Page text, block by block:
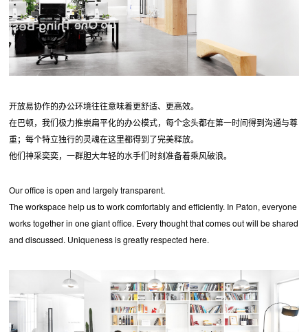
开放易协作的办公环境往往意味着更舒适、更高效。
在巴顿，我们极力推崇扁平化的办公模式，每个念头都在第一时间得到沟通与尊
重；每个特立独行的灵魂在这里都得到了完美释放。
他们神采奕奕，一群胆大年轻的水手们时刻准备着乘风破浪。
Our office is open and largely transparent.
The workspace help us to work comfortably and efficiently. In Paton, everyone
works together in one giant office. Every thought that comes out will be shared
and discussed. Uniqueness is greatly respected here.